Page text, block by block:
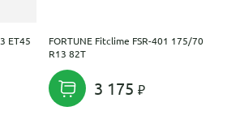
ET45
FORTUNE Fitclime FSR-401 175/70
R13 82T
3 175